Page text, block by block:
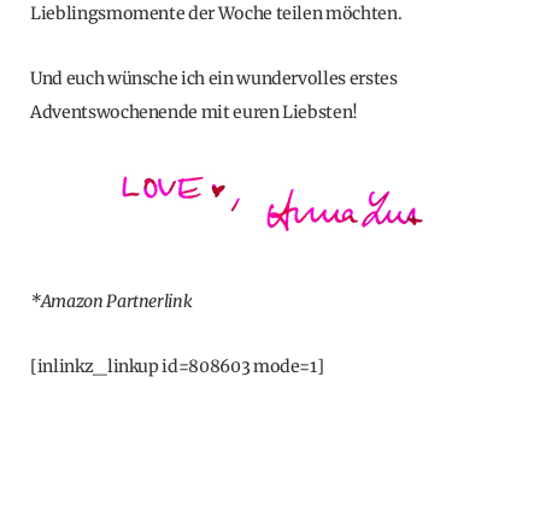
Lieblingsmomente der Woche teilen möchten.
Und euch wünsche ich ein wundervolles erstes
Adventswochenende mit euren Liebsten!
*Amazon Partnerlink
[inlinkz_linkup id=808603 mode=1]